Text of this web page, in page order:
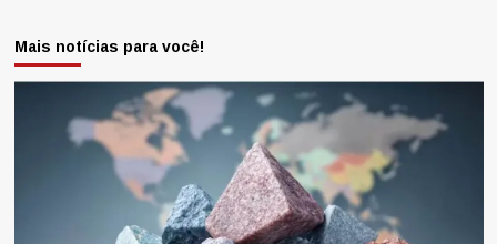
Mais notícias para você!